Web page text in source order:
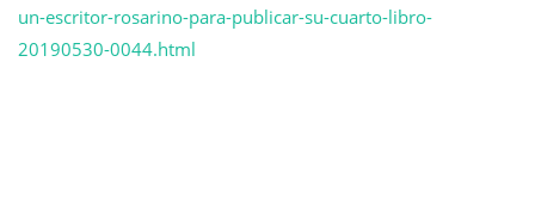
un-escritor-rosarino-para-publicar-su-cuarto-libro-
20190530-0044.html